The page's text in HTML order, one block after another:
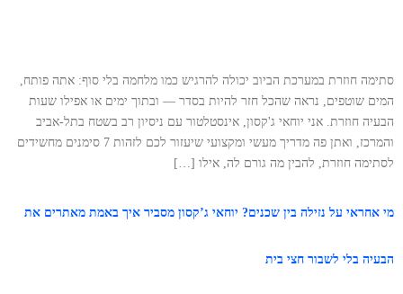
סתימה חוזרת במערכת הביוב יכולה להרגיש כמו מלחמה בלי סוף: אתה פותח,
המים שוטפים, נראה שהכל חזר להיות בסדר — ובתוך ימים או אפילו שעות
הבעיה חוזרת. אני יוחאי ג'קסון, אינסטלטור עם ניסיון רב בשטח בתל‑אביב
והמרכז, ואתן פה מדריך מעשי ומקצועי שיעזור לכם לזהות 7 סימנים מחשידים
לסתימה חוזרת, להבין מה גורם לה, אילו […]
מי אחראי על נזילה בין שכנים? יוחאי ג’קסון מסביר איך באמת מאתרים את
הבעיה בלי לשבור חצי בית